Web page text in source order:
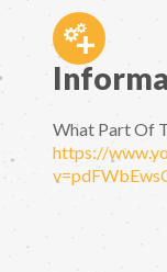
What Part Of
https://